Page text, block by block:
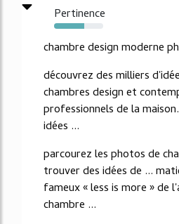
Pertinence
61%
chambre design moderne
découvrez des milliers
chambres design et
professionnels de la
idées ...
parcourez les photos de
trouver des idées de ...
fameux « less is more » de
chambre ...